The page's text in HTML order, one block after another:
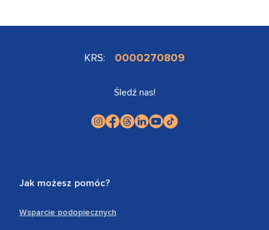
KRS: 0000270809
Śledź nas!
Jak możesz pomóc?
Wsparcie podopiecznych